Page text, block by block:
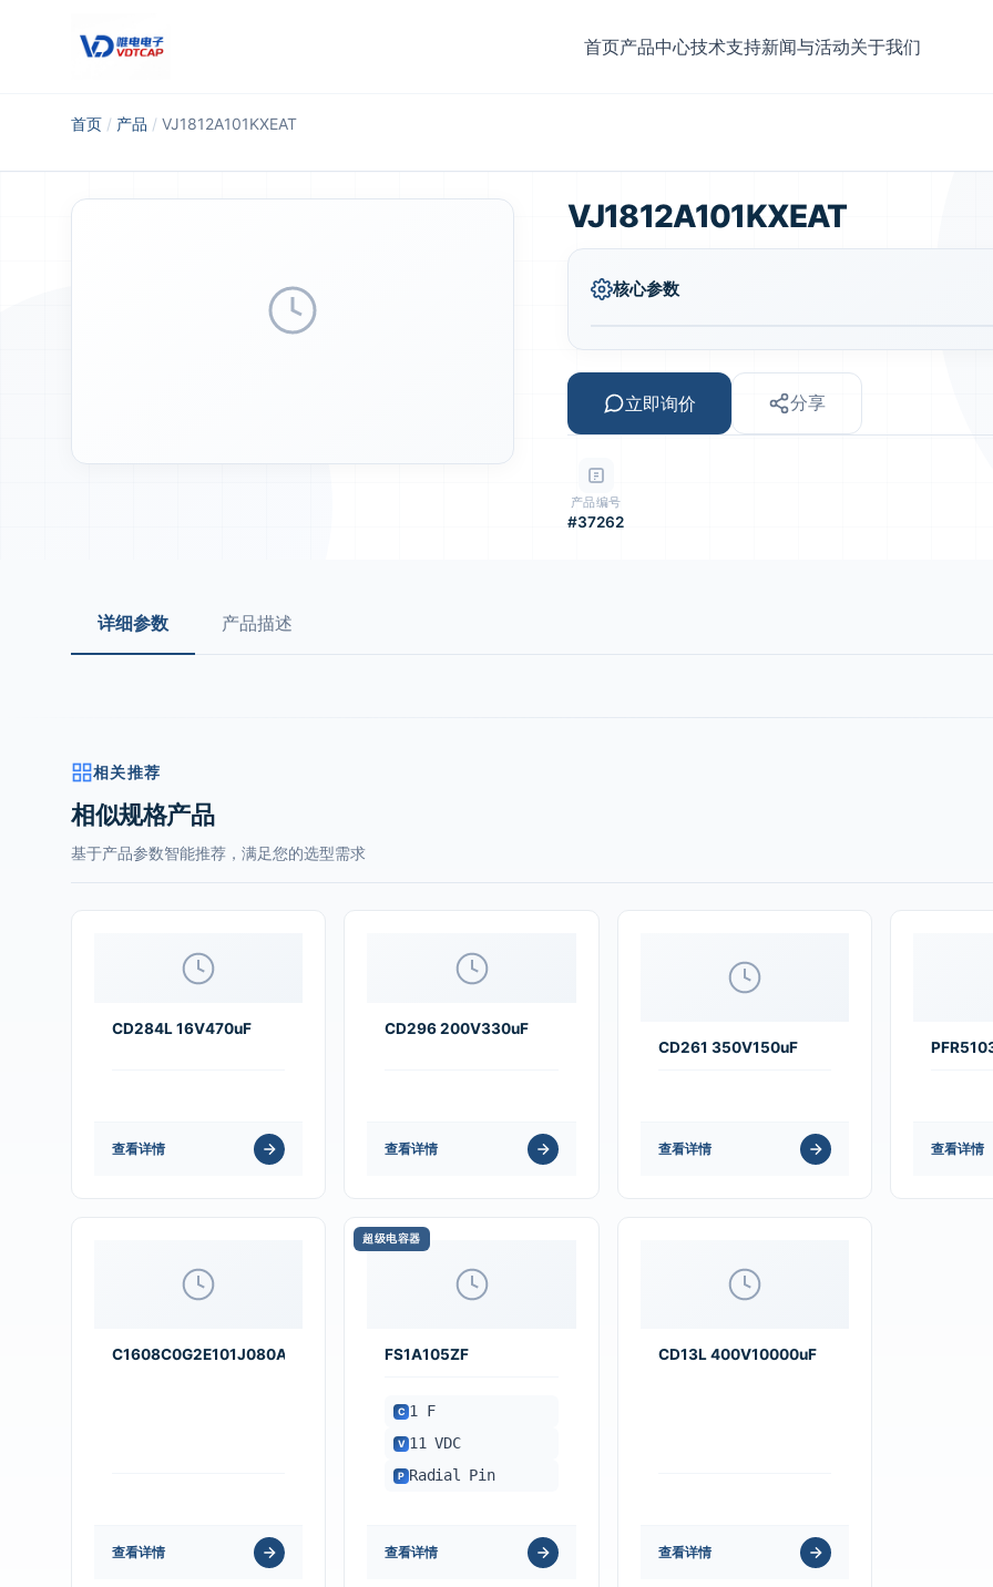
首页产品中心技术支持新闻与活动关于我们
首页 / 产品 / VJ1812A101KXEAT
VJ1812A101KXEAT
核心参数
立即询价 分享
产品编号
#37262
详细参数 产品描述
相关推荐
相似规格产品
基于产品参数智能推荐，满足您的选型需求
CD284L 16V470uF
查看详情
CD296 200V330uF
查看详情
CD261 350V150uF
查看详情 查看详情
C1608C0G2E101J080AA
查看详情
超级电容器
FS1A105ZF
C 1 F
V 11 VDC
P Radial Pin
查看详情
CD13L 400V10000uF
查看详情